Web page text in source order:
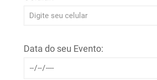
Data do seu Evento: